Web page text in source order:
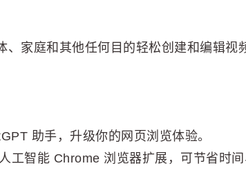
、家庭和其他任何目的轻松创建和编辑视
助手，升级你的网页浏览体验。
工智能 Chrome 浏览器扩展，可节省时